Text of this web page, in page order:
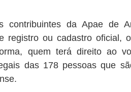
contribuintes da Apae de
registro ou cadastro oficial,
quem terá direito ao
das 178 pessoas que